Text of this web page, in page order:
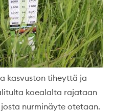
kasvuston tiheyttä ja
koealalta rajataan
nurminäyte otetaan.